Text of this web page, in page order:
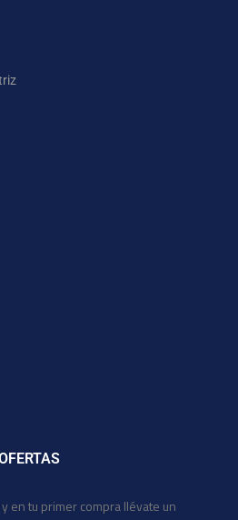
en tu primer compra llévate un